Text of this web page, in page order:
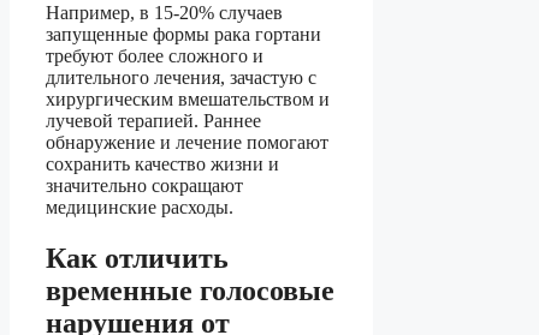
Например, в 15-20% случаев
запущенные формы рака гортани
требуют более сложного и
длительного лечения, зачастую с
хирургическим вмешательством и
лучевой терапией. Раннее
обнаружение и лечение помогают
сохранить качество жизни и
значительно сокращают
медицинские расходы.
Как отличить
временные голосовые
нарушения от